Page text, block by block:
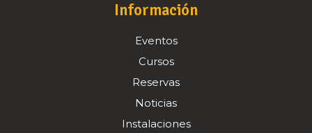
Información
Eventos
Cursos
Reservas
Noticias
Instalaciones